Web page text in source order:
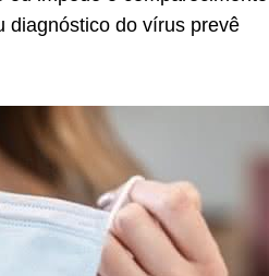
diagnóstico do vírus prevê